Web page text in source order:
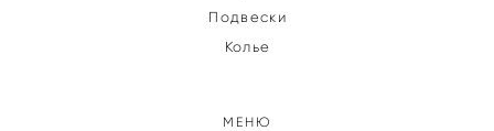
Подвески
Колье
МЕНЮ